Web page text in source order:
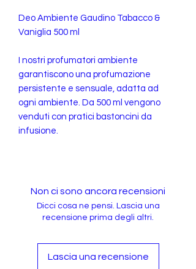
Deo Ambiente Gaudino Tabacco &
Vaniglia 500 ml
I nostri profumatori ambiente
garantiscono una profumazione
persistente e sensuale, adatta ad
ogni ambiente. Da 500 ml vengono
venduti con pratici bastoncini da
infusione.
Non ci sono ancora recensioni
Dicci cosa ne pensi. Lascia una
recensione prima degli altri.
Lascia una recensione